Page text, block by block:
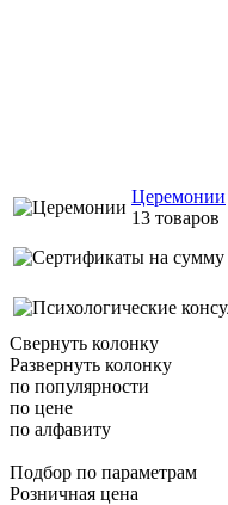
Церемонии
13 товаров
Свернуть колонку
Развернуть колонку
по популярности
по цене
по алфавиту
Подбор по параметрам
Розничная цена